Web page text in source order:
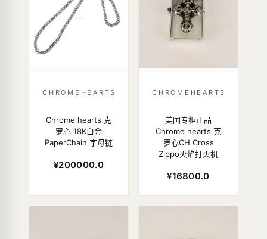
CHROMEHEARTS
Chrome hearts 克
罗心 18K白金
PaperChain 字母链
¥200000.0
CHROMEHEARTS
美国专柜正品
Chrome hearts 克
罗心CH Cross
Zippo火焰打火机
¥16800.0